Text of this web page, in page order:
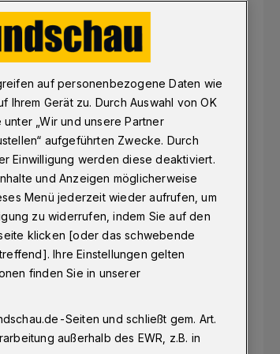
in Wuppertal – und zurück Richtung 2019
2019
seien wir
im Rathaus
zwölf
völlig
ein.
auf personenbezogene Daten wie
Gerät zu. Durch Auswahl von OK
„Wir und unsere Partner
aufgeführten Zwecke. Durch
Einwilligung werden diese deaktiviert.
und Anzeigen möglicherweise
Menü jederzeit wieder aufrufen, um
zu widerrufen, indem Sie auf den
klicken [oder das schwebende
Ihre Einstellungen gelten
finden Sie in unserer
Seiten und schließt gem. Art.
außerhalb des EWR, z.B. in